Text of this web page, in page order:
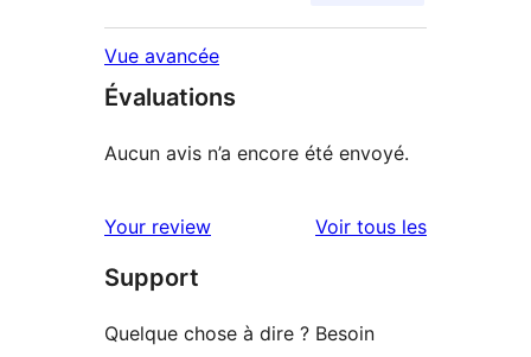
Vue avancée
Évaluations
Aucun avis n’a encore été envoyé.
Your review Voir tous lesavis
Support
Quelque chose à dire ? Besoin